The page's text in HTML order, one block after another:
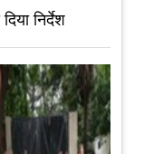
निर्देश